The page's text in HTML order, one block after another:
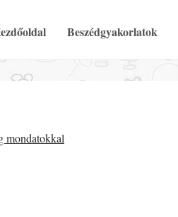
Menü
a tartalomraBeszédgyakorlatok
mondatokkal